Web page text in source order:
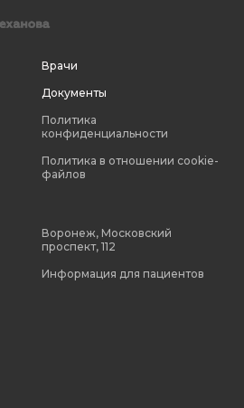
Врачи
Документы
Политика
конфиденциальности
Политика в отношении cookie-
файлов
Воронеж, Московский
проспект, 112
Информация для пациентов